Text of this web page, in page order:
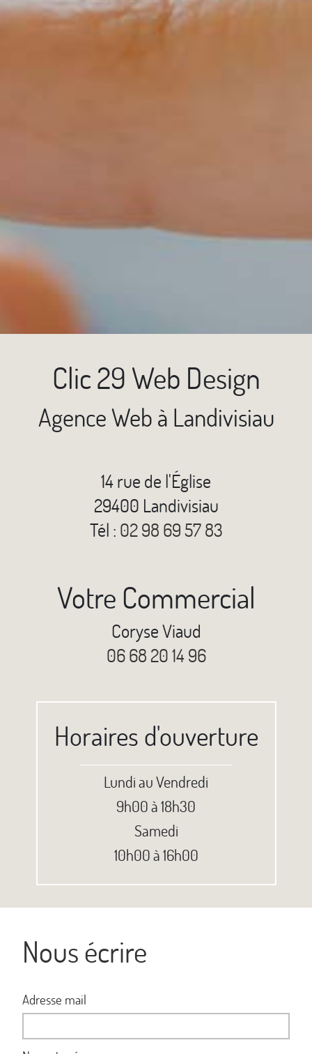
Clic 29 Web Design
Agence Web à Landivisiau
14 rue de l'Église
29400 Landivisiau
Tél : 02 98 69 57 83
Votre Commercial
Coryse Viaud
06 68 20 14 96
Horaires d'ouverture
Lundi au Vendredi
9h00 à 18h30
Samedi
10h00 à 16h00
Nous écrire
Adresse mail